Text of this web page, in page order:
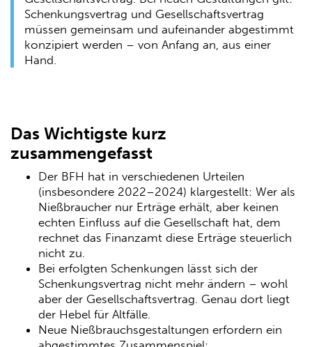
Schenkungsvertrag und Gesellschaftsvertrag
müssen gemeinsam und aufeinander abgestimmt
konzipiert werden – von Anfang an, aus einer
Hand.
Das Wichtigste kurz
zusammengefasst
Der BFH hat in verschiedenen Urteilen
(insbesondere 2022–2024) klargestellt: Wer als
Nießbraucher nur Erträge erhält, aber keinen
echten Einfluss auf die Gesellschaft hat, dem
rechnet das Finanzamt diese Erträge steuerlich
nicht zu.
Bei erfolgten Schenkungen lässt sich der
Schenkungsvertrag nicht mehr ändern – wohl
aber der Gesellschaftsvertrag. Genau dort liegt
der Hebel für Altfälle.
Neue Nießbrauchsgestaltungen erfordern ein